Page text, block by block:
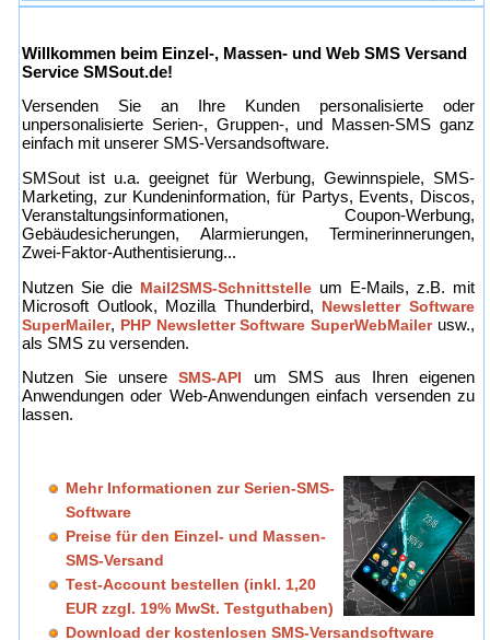
Willkommen beim Einzel-, Massen- und Web SMS Versand
Service SMSout.de!
Versenden Sie an Ihre Kunden personalisierte oder
unpersonalisierte Serien-, Gruppen-, und Massen-SMS ganz
einfach mit unserer SMS-Versandsoftware.
SMSout ist u.a. geeignet für Werbung, Gewinnspiele, SMS-
Marketing, zur Kundeninformation, für Partys, Events, Discos,
Veranstaltungsinformationen, Coupon-Werbung,
Gebäudesicherungen, Alarmierungen, Terminerinnerungen,
Zwei-Faktor-Authentisierung...
Nutzen Sie die Mail2SMS-Schnittstelle um E-Mails, z.B. mit
Microsoft Outlook, Mozilla Thunderbird, Newsletter Software
SuperMailer, PHP Newsletter Software SuperWebMailerusw.,
als SMS zu versenden.
Nutzen Sie unsereSMS-API um SMS aus Ihren eigenen
Anwendungen oder Web-Anwendungen einfach versenden zu
lassen.
Mehr Informationen zur Serien-SMS-
Software
Preise für den Einzel- und Massen-
SMS-Versand
Test-Account bestellen (inkl. 1,20
EUR zzgl. 19% MwSt. Testguthaben)
Download der kostenlosen SMS-Versandsoftware